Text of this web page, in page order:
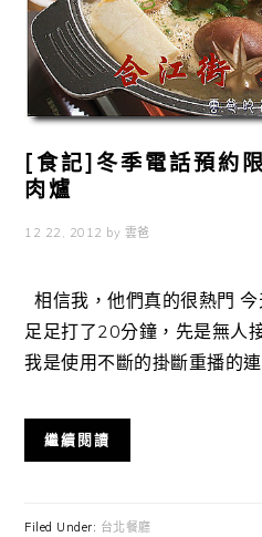
[食記]冬季電話預約
肉爐
12 22, 2012 by 雲爸
相信我，他們真的很熱門
足足打了20分鐘，先是無人
我是使用不斷的掛斷重播的連
繼續閱讀
Filed Under: 台北餐廳